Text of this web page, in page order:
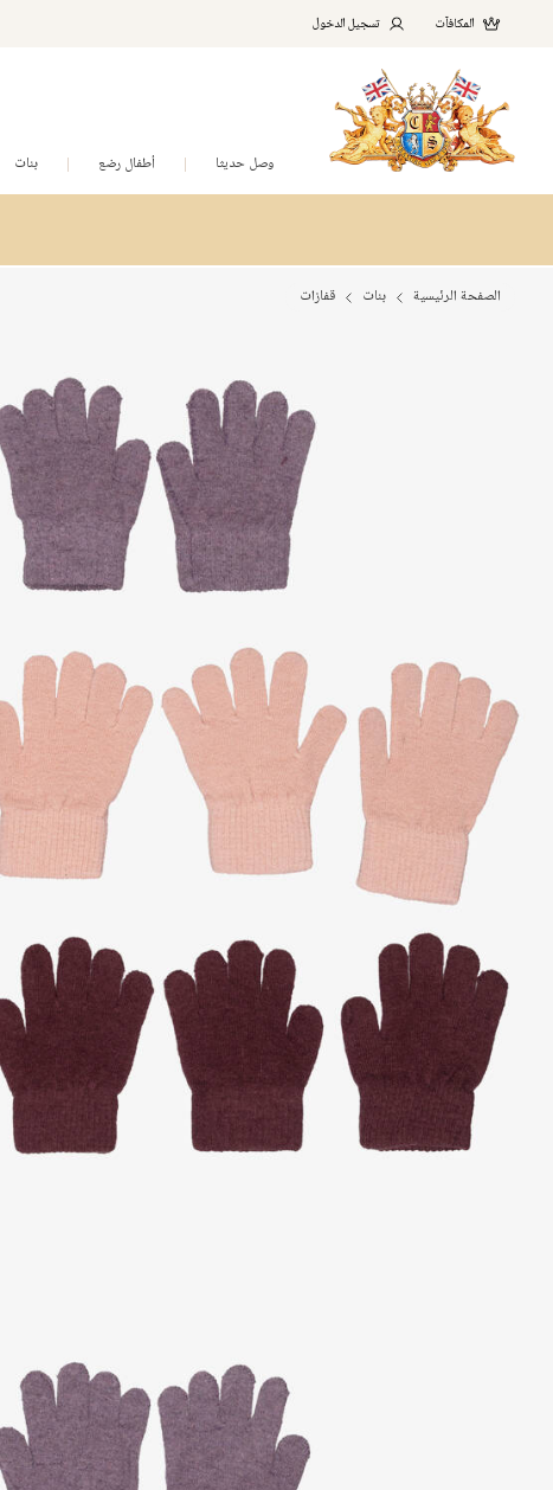
المكافآت تسجيل الدخول
وصل حديثا أطفال رضع بنات
الصفحة الرئيسية بنات قفازات